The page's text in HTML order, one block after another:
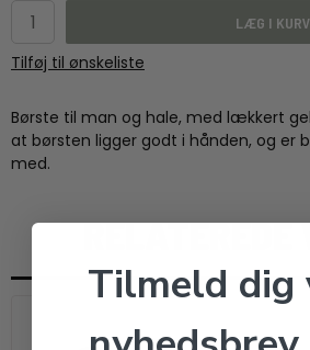
LÆG I KURV
Tilføj til ønskeliste
Børste til man og hale, med lækkert
at børsten ligger godt i hånden, og er
med.
RELATEREDE
Tilmeld dig